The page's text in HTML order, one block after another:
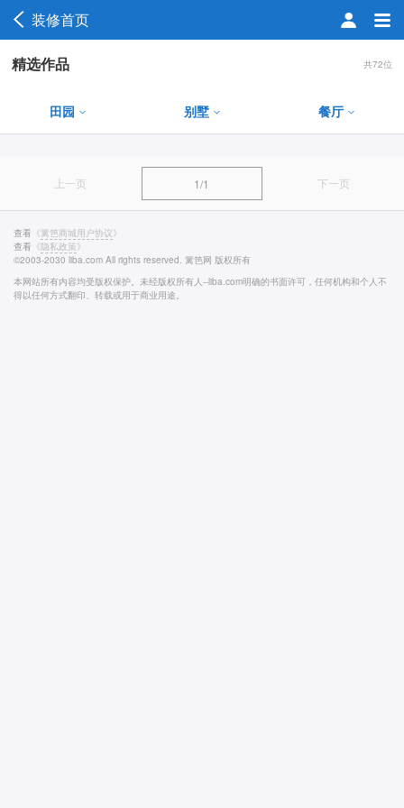
装修首页
共72位
精选作品
田园 别墅 餐厅
上一页 1/1 下一页
查看 《篱笆商城用户协议》
查看 《隐私政策》
©2003-2030 liba.com All rights reserved. 篱笆网 版权所有
本网站所有内容均受版权保护。未经版权所有人--liba.com明确的书面许可，任何机构和个人不
得以任何方式翻印、转载或用于商业用途。